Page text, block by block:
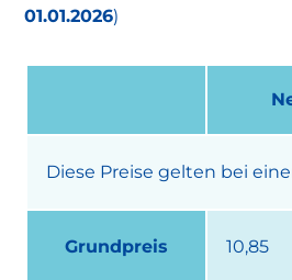
01.01.2026)
Diese Preise gelten bei
Grundpreis 10,85